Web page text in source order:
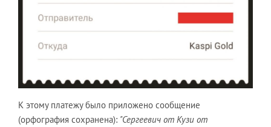
К этому платежу было приложено сообщение
(орфография сохранена): "Сергеевич от Кузи от